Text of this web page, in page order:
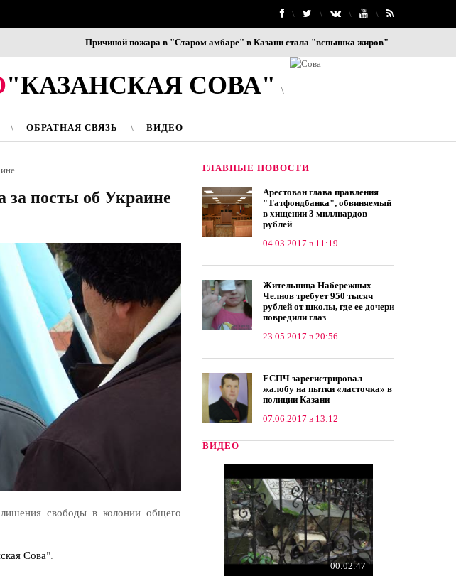
Причиной пожара в "Старом амбаре" в Казани стала "вспышка жиров" В Казани 4 экс-
"КАЗАНСКАЯ СОВА"
ОБРАТНАЯ СВЯЗЬ ВИДЕО
посты об Украине
свободы в колонии общего
Сова".
ГЛАВНЫЕ НОВОСТИ
Арестован глава правления
"Татфондбанка", обвиняемый
в хищении 3 миллиардов
рублей
04.03.2017 в 11:19
Жительница Набережных
Челнов требует 950 тысяч
рублей от школы, где ее дочери
повредили глаз
23.05.2017 в 20:56
ЕСПЧ зарегистрировал
жалобу на пытки «ласточка» в
полиции Казани
07.06.2017 в 13:12
ВИДЕО
00:02:47